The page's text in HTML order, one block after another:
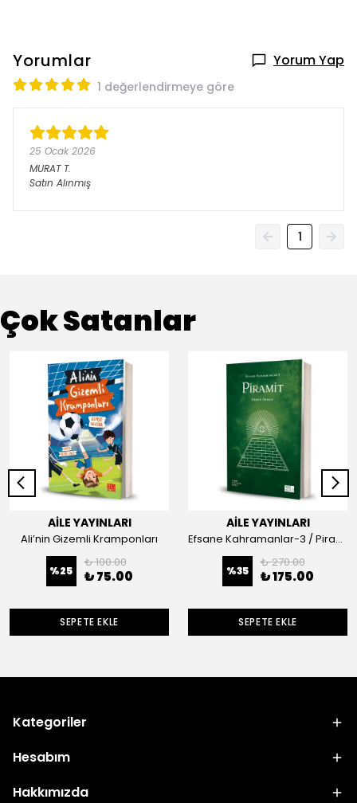
Yorumlar Yorum Yap
1 değerlendirmeye göre
25 Ocak 2026
MURAT T.
Satın Alınmış
1
Çok Satanlar
AİLE YAYINLARI
Ali’nin Gizemli Kramponları
%25
₺ 100.00
₺ 75.00
SEPETE EKLE
AİLE YAYINLARI
Efsane Kahramanlar-3 / Piramit
%35
₺ 270.00
₺ 175.00
SEPETE EKLE
Kategoriler
Hesabım
Hakkımızda